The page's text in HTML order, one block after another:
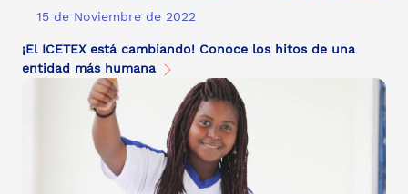
15 de Noviembre de 2022
¡El ICETEX está cambiando! Conoce los hitos de una
entidad más humana